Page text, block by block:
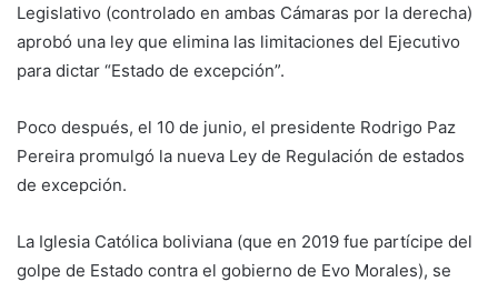
Legislativo (controlado en ambas Cámaras por la derecha)
aprobó una ley que elimina las limitaciones del Ejecutivo
para dictar “Estado de excepción”.
Poco después, el 10 de junio, el presidente Rodrigo Paz
Pereira promulgó la nueva Ley de Regulación de estados
de excepción.
La Iglesia Católica boliviana (que en 2019 fue partícipe del
golpe de Estado contra el gobierno de Evo Morales), se